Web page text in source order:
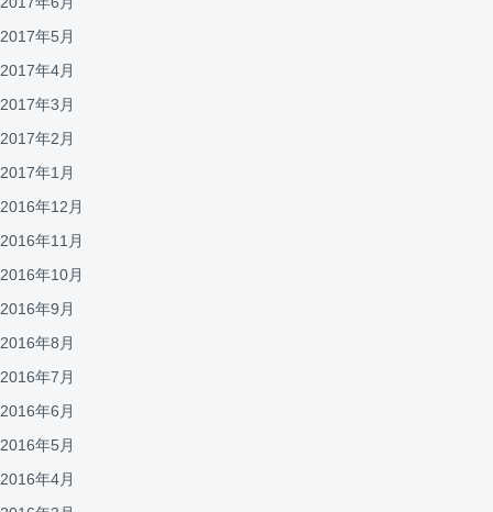
2017年5月
2017年4月
2017年3月
2017年2月
2017年1月
2016年12月
2016年11月
2016年10月
2016年9月
2016年8月
2016年7月
2016年6月
2016年5月
2016年4月